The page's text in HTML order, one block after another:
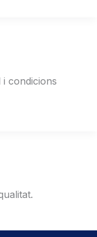
i condicions